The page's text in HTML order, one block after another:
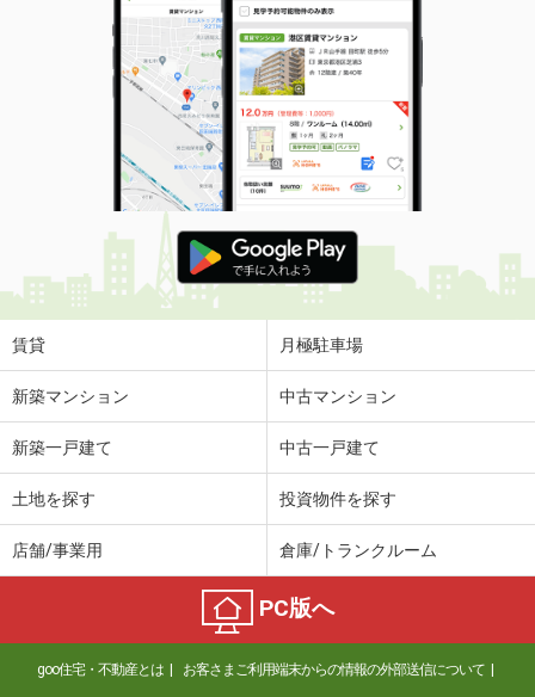
賃貸 月極駐車場
新築マンション 中古マンション
新築一戸建て 中古一戸建て
土地を探す 投資物件を探す
店舗/事業用 倉庫/トランクルーム
PC版へ
goo住宅・不動産とは お客さまご利用端末からの情報の外部送信について